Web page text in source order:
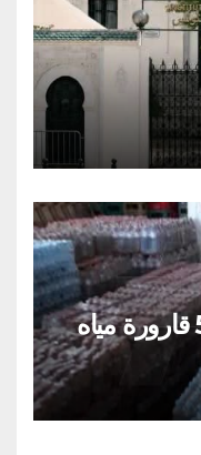
نابل: حجز أكثر من 5000 قارورة مياه